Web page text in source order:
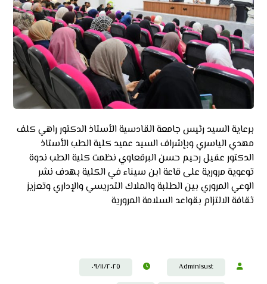
برعاية السيد رئيس جامعة القادسية الأستاذ الدكتور راهي كلف
مهدي الياسري وبإشراف السيد عميد كلية الطب الأستاذ
الدكتور عقيل رحيم حسن البرقعاوي نظمت كلية الطب ندوة
توعوية مرورية على قاعة ابن سيناء في الكلية بهدف نشر
الوعي المروري بين الطلبة والملاك التدريسي والإداري وتعزيز
ثقافة الالتزام بقواعد السلامة المرورية
Admin١sust ٠٩/١١/٢٠٢٥